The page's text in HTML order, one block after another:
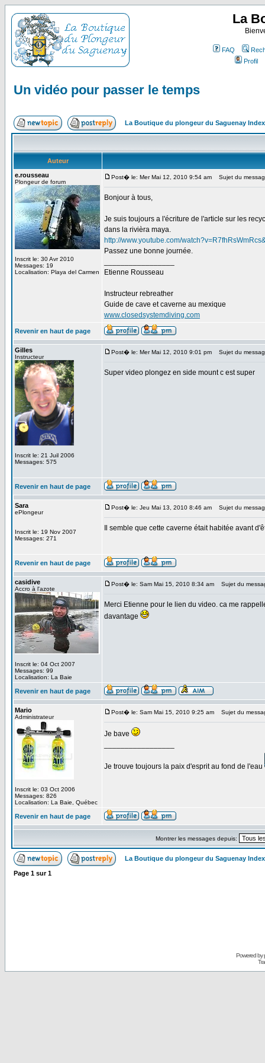
La
FAQ
Profil
Un vidéo pour passer le temps
La Boutique du plongeur du Saguenay
Auteur
e.rousseau
Plongeur de forum
Inscrit le: 30 Avr 2010
Messages: 19
Localisation: Playa del Carmen
Post� le: Mer Mai 12, 2010 9:54 am Sujet du
Bonjour à tous,
Je suis toujours a l'écriture de l'article sur les
dans la rivièra maya.
http://www.youtube.com/
Passez une bonne journée.
Etienne Rousseau
Instructeur rebreather
Guide de cave et caverne au mexique
www.closedsystemdiving.com
Revenir en haut de page
Gilles
Instructeur
Inscrit le: 21 Juil 2006
Messages: 575
Post� le: Mer Mai 12, 2010 9:01 pm Sujet du
Super video plongez en side mount c est super
Revenir en haut de page
Sara
ePlongeur
Inscrit le: 19 Nov 2007
Messages: 271
Post� le: Jeu Mai 13, 2010 8:46 am Sujet du
Il semble que cette caverne était habitée avant
Revenir en haut de page
casidive
Accro à l'azote
Inscrit le: 04 Oct 2007
Messages: 99
Localisation: La Baie
Post� le: Sam Mai 15, 2010 8:34 am Sujet du
Merci Etienne pour le lien du video. ca me
davantage
Revenir en haut de page
Mario
Administrateur
Inscrit le: 03 Oct 2006
Messages: 826
Localisation: La Baie, Québec
Post� le: Sam Mai 15, 2010 9:25 am Sujet du
Je bave
Je trouve toujours la paix d'esprit au fond de l'eau
Revenir en haut de page
Montrer les messages depuis:
La Boutique du plongeur du Saguenay
Page 1 sur1
Powered by